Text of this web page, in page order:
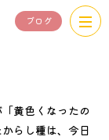
ブログ
黄色くなったの
らし種は、今日